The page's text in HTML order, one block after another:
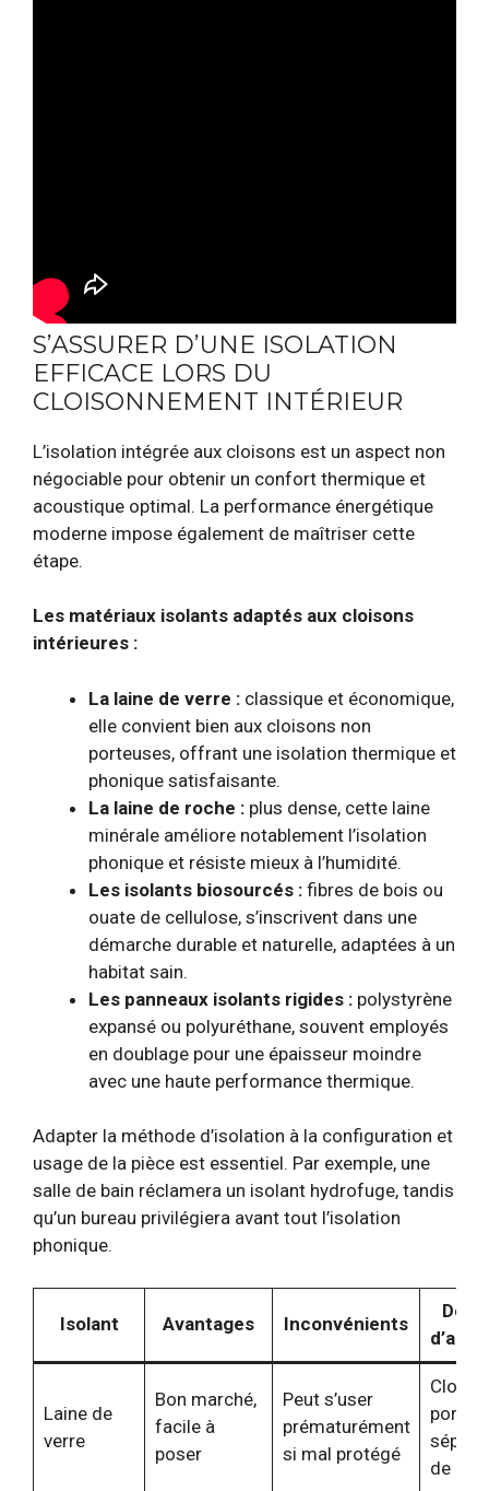
S’ASSURER D’UNE ISOLATION
EFFICACE LORS DU
CLOISONNEMENT INTÉRIEUR
L’isolation intégrée aux cloisons est un aspect non
négociable pour obtenir un confort thermique et
acoustique optimal. La performance énergétique
moderne impose également de maîtriser cette
étape.
Les matériaux isolants adaptés aux cloisons
intérieures :
La laine de verre : classique et économique,
elle convient bien aux cloisons non
porteuses, offrant une isolation thermique et
phonique satisfaisante.
La laine de roche : plus dense, cette laine
minérale améliore notablement l’isolation
phonique et résiste mieux à l’humidité.
Les isolants biosourcés : fibres de bois ou
ouate de cellulose, s’inscrivent dans une
démarche durable et naturelle, adaptées à un
habitat sain.
Les panneaux isolants rigides : polystyrène
expansé ou polyuréthane, souvent employés
en doublage pour une épaisseur moindre
avec une haute performance thermique.
Adapter la méthode d’isolation à la configuration et
usage de la pièce est essentiel. Par exemple, une
salle de bain réclamera un isolant hydrofuge, tandis
qu’un bureau privilégiera avant tout l’isolation
phonique.
Isolant Avantages Inconvénients
Laine de
verre
Bon marché,
facile à
poser
Peut s’user
prématurément
si mal protégé
de